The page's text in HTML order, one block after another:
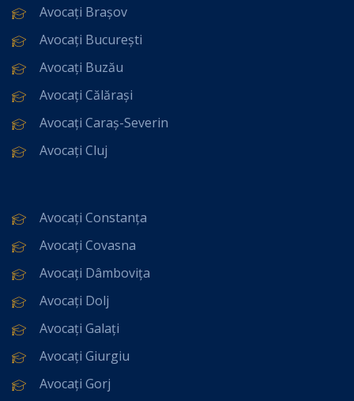
Avocați Brașov
Avocați București
Avocați Buzău
Avocați Călărași
Avocați Caraș-Severin
Avocați Cluj
Avocați Constanța
Avocați Covasna
Avocați Dâmbovița
Avocați Dolj
Avocați Galați
Avocați Giurgiu
Avocați Gorj